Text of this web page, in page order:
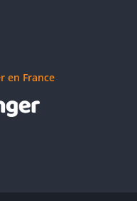
en France